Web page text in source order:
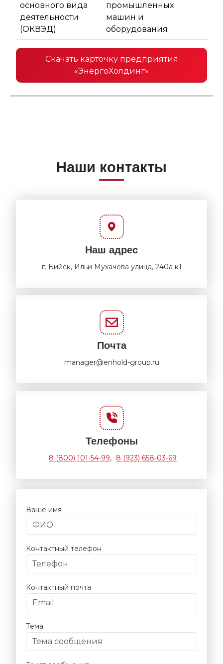
основного вида
деятельности
(ОКВЭД)
промышленных
машин и
оборудования
Скачать карточку предприятия
«ЭнергоХолдинг»
Наши контакты
Наш адрес
г. Бийск, Ильи Мухачёва улица, 240а к1
Почта
manager@enhold-group.ru
Телефоны
8 (800) 101-54-99, 8 (923) 658-03-69
Ваше имя
Контактный телефон
Контактный почта
Тема